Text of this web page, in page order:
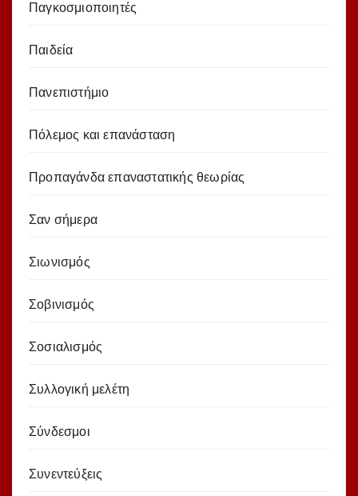
Παγκοσμιοποιητές
Παιδεία
Πανεπιστήμιο
Πόλεμος και επανάσταση
Προπαγάνδα επαναστατικής θεωρίας
Σαν σήμερα
Σιωνισμός
Σοβινισμός
Σοσιαλισμός
Συλλογική μελέτη
Σύνδεσμοι
Συνεντεύξεις